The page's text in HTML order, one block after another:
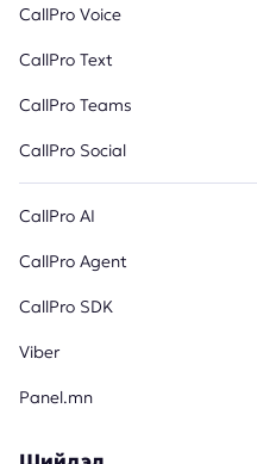
CallPro Voice
CallPro Text
CallPro Teams
CallPro Social
CallPro AI
CallPro Agent
CallPro SDK
Viber
Panel.mn